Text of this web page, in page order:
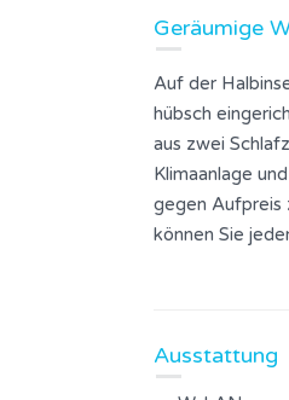
Geräumige
Auf der
hübsch
aus zwei
Klimaanlage
gegen Aufpreis
können Sie
vielen Orte
diesem idealen
Ausstattung